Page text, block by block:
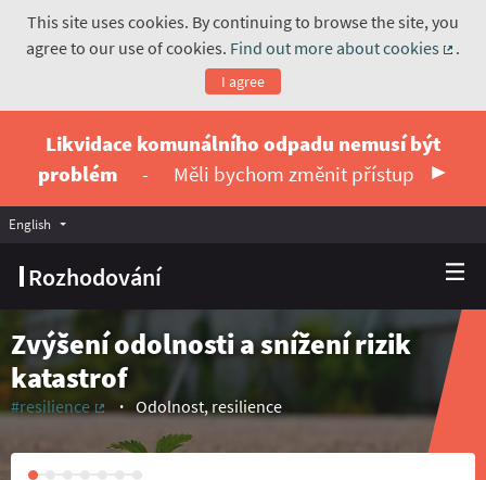
This site uses cookies. By continuing to browse the site, you
agree to our use of cookies. Find out more about cookies
.
I agree
Likvidace komunálního odpadu nemusí být
problém
- Měli bychom změnit přístup
Rozhodování
English Vyberte jazyk
Zvýšení odolnosti a snížení rizik
katastrof
#resilience
(External link)
Odolnost, resilience